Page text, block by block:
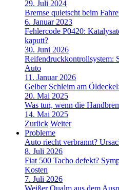
29. Juli 2024
Bremse quietscht beim
6. Januar 2023
Fehlercode P0420:
kaputt?
30. Juni 2026
Reifendruckkontrollsystem:
Auto
11. Januar 2026
Gelber Schleim am
20. Mai 2025
Was tun, wenn die
14. Mai 2025
Zurück Weiter
Probleme
Auto riecht verbrannt?
8. Juli 2026
Fiat 500 Tacho defekt?
Kosten
7. Juli 2026
Weißer Qualm aus dem